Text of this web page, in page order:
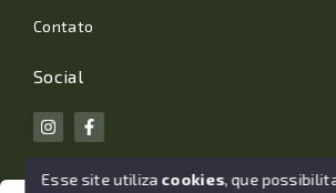
Contato
Social
Esse site utiliza cookies, que